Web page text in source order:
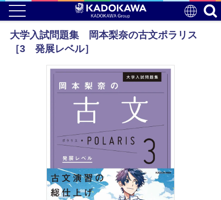
大学入試問題集 岡本梨奈の古文ポラリス
［3 発展レベル］